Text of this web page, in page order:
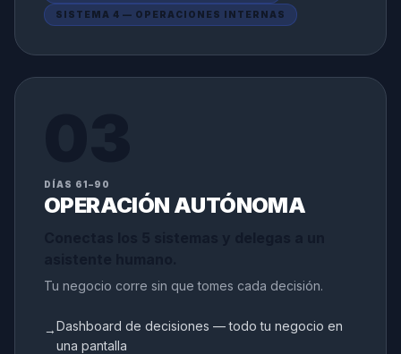
SISTEMA 4 — OPERACIONES INTERNAS
DÍAS 61–90
OPERACIÓN AUTÓNOMA
Tu negocio corre sin que tomes cada decisión.
→Dashboard de decisiones — todo tu negocio en
una pantalla